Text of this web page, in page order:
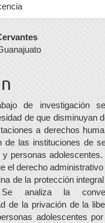
de investigación
de que disminu­yan
a derechos
de las instituciones de
personas
el derecho
de la protección
Se analiza la
de la privación de la
ado­lescentes